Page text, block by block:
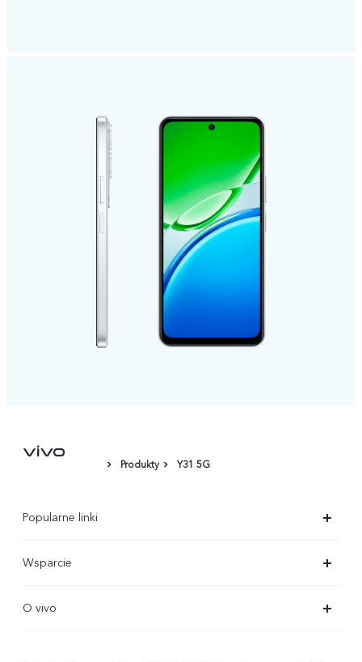
Produkty Y31 5G
Popularne linki
X300 FE
Wsparcie
O vivo